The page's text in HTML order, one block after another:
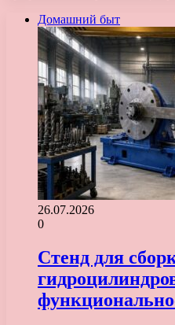
Домашний быт
26.07.2026
0
Стенд для